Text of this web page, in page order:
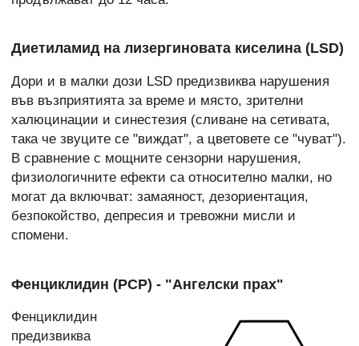
Диетиламид на лизергиновата киселина (LSD)
Дори и в малки дози LSD предизвиква нарушения
във възприятията за време и място, зрителни
халюцинации и синестезия (сливане на сетивата,
така че звуците се "виждат", а цветовете се "чуват").
В сравнение с мощните сензорни нарушения,
физиологичните ефекти са относително малки, но
могат да включват: замаяност, дезориентация,
безпокойство, депресия и тревожни мисли и
спомени.
Фенциклидин (PCP) - "Ангелски прах"
Фенциклидин
предизвиква